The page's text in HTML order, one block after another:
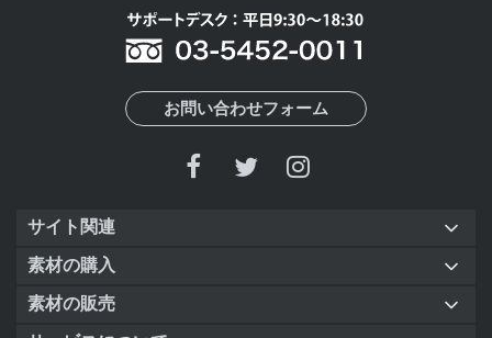
お問い合わせフォーム
サイト関連
素材の購入
素材の販売